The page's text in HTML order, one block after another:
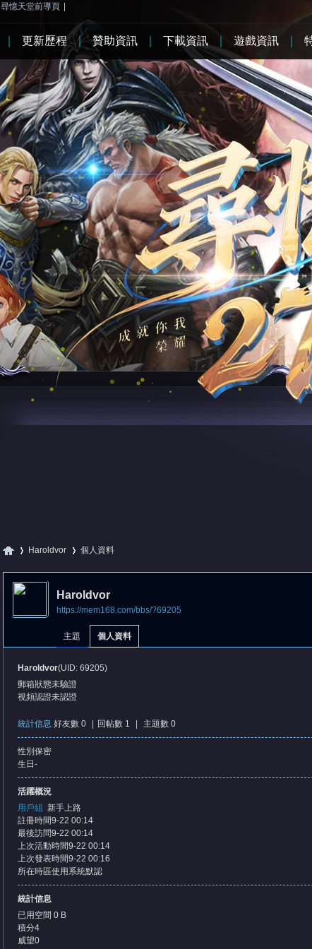
尋憶天堂前導頁
Haroldvor
›
個人資料
Haroldvor
https://mem168.com/bbs/?69205
主題 個人資料
Haroldvor(UID: 69205)
郵箱狀態未驗證
視頻認證未認證
統計信息 好友數 0 回帖數 1 主題數 0
性別 保密
生日 -
活躍概況
用戶組
新手上路
註冊時間9-22 00:14
最後訪問9-22 00:14
上次活動時間9-22 00:14
上次發表時間9-22 00:16
所在時區使用系統默認
統計信息
已用空間 0 B
積分4
威望0